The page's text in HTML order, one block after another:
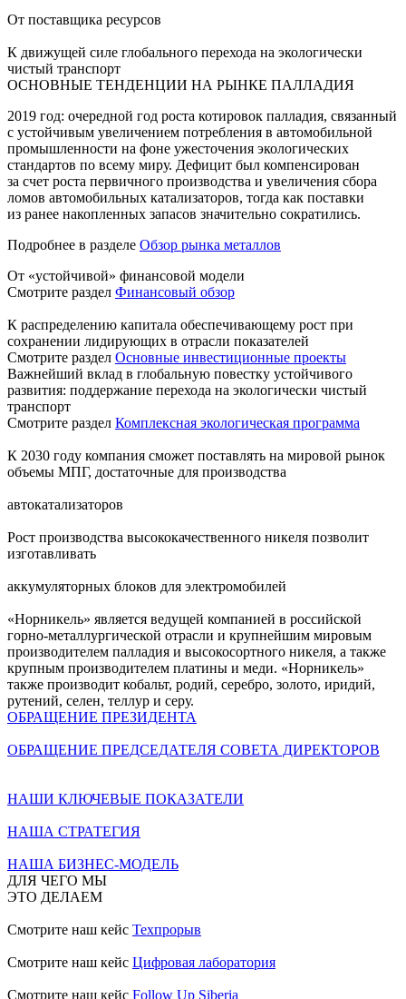
От поставщика ресурсов
К движущей силе глобального перехода на экологически
чистый транспорт
ОСНОВНЫЕ ТЕНДЕНЦИИ НА РЫНКЕ ПАЛЛАДИЯ
2019 год: очередной год роста котировок палладия, связанный
с устойчивым увеличением потребления в автомобильной
промышленности на фоне ужесточения экологических
стандартов по всему миру. Дефицит был компенсирован
за счет роста первичного производства и увеличения сбора
ломов автомобильных катализаторов, тогда как поставки
из ранее накопленных запасов значительно сократились.
Подробнее в разделе Обзор рынка металлов
От «устойчивой» финансовой модели
Смотрите раздел Финансовый обзор
К распределению капитала обеспечивающему рост при
сохранении лидирующих в отрасли показателей
Смотрите раздел Основные инвестиционные проекты
Важнейший вклад в глобальную повестку устойчивого
развития: поддержание перехода на экологически чистый
транспорт
Смотрите раздел Комплексная экологическая программа
К 2030 году компания сможет поставлять на мировой рынок
объемы МПГ, достаточные для производства
автокатализаторов
Рост производства высококачественного никеля позволит
изготавливать
аккумуляторных блоков для электромобилей
«Норникель» является ведущей компанией в российской
горно-металлургической отрасли и крупнейшим мировым
производителем палладия и высокосортного никеля, а также
крупным производителем платины и меди. «Норникель»
также производит кобальт, родий, серебро, золото, иридий,
рутений, селен, теллур и серу.
ОБРАЩЕНИЕ ПРЕЗИДЕНТА
ОБРАЩЕНИЕ ПРЕДСЕДАТЕЛЯ СОВЕТА ДИРЕКТОРОВ
НАШИ КЛЮЧЕВЫЕ ПОКАЗАТЕЛИ
НАША СТРАТЕГИЯ
НАША БИЗНЕС-МОДЕЛЬ
ДЛЯ ЧЕГО МЫ
ЭТО ДЕЛАЕМ
Смотрите наш кейс Техпрорыв
Смотрите наш кейс Цифровая лаборатория
Смотрите наш кейс Follow Up Siberia